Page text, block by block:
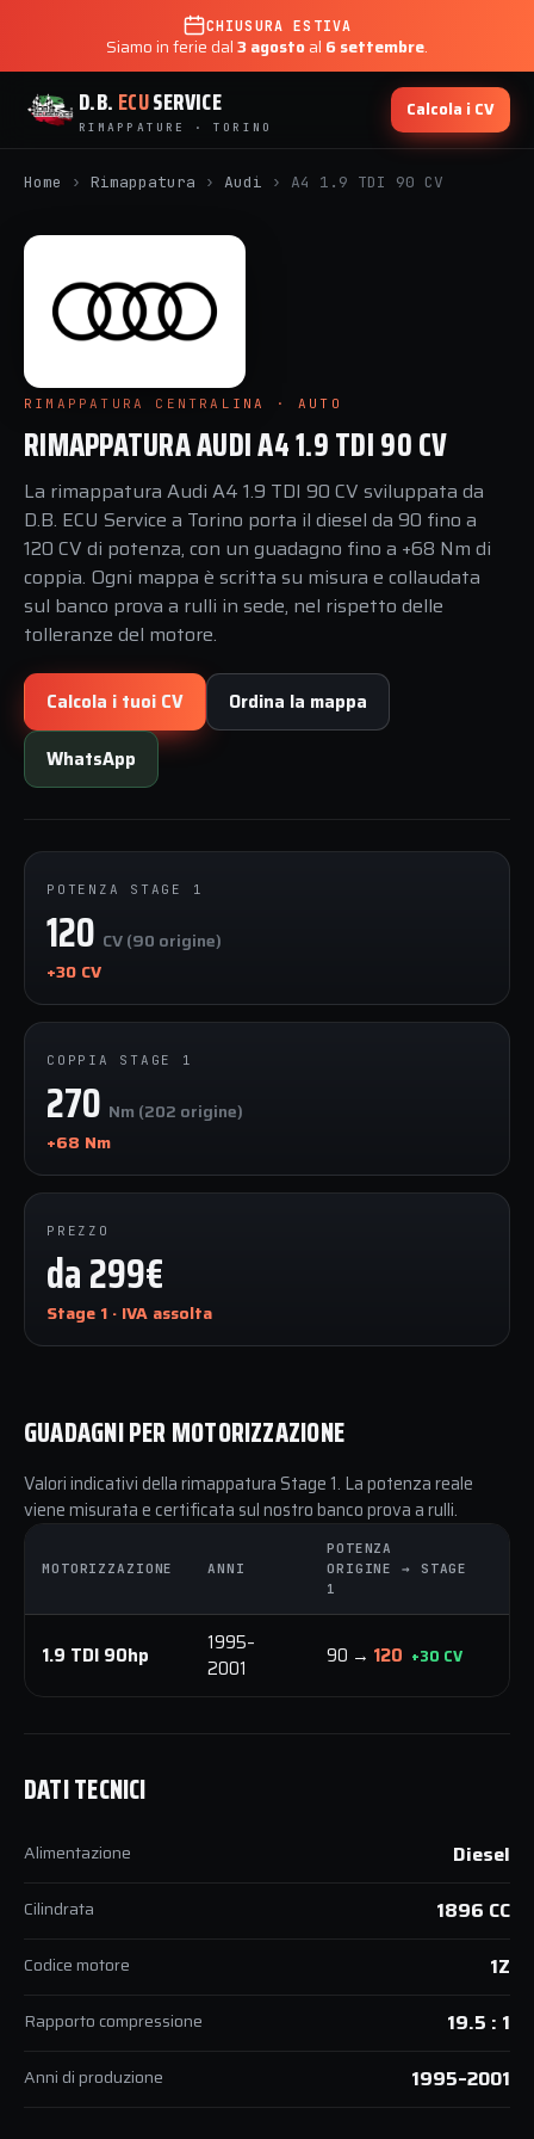
CHIUSURA ESTIVA
Siamo in ferie dal3 agostoal 6 settembre.
D.B. ECUSERVICE
RIMAPPATURE · TORINO
Calcola i CV
Home › Rimappatura › Audi › A4 1.9 TDI 90 CV
RIMAPPATURA CENTRALINA · AUTO
RIMAPPATURA AUDI A4 1.9 TDI 90 CV
La rimappatura Audi A4 1.9 TDI 90 CV sviluppata da
D.B. ECU Service a Torino porta il diesel da 90 fino a
120 CV di potenza, con un guadagno fino a +68 Nm di
coppia. Ogni mappa è scritta su misura e collaudata
sul banco prova a rulli in sede, nel rispetto delle
tolleranze del motore.
Calcola i tuoi CV Ordina la mappa
WhatsApp
POTENZA STAGE 1
120 CV (90 origine)
+30 CV
COPPIA STAGE 1
270 Nm (202 origine)
+68 Nm
PREZZO
da 299€
Stage 1 · IVA assolta
GUADAGNI PER MOTORIZZAZIONE
Valori indicativi della rimappatura Stage 1. La potenza reale
viene misurata e certificata sul nostro banco prova a rulli.
MOTORIZZAZIONE ANNI
POTENZA
ORIGINE → STAGE
1
1.9 TDI 90hp
1995–
2001
90 → 120 +30 CV
DATI TECNICI
Alimentazione Diesel
Cilindrata 1896 CC
Codice motore 1Z
Rapporto compressione 19.5 : 1
Anni di produzione 1995–2001